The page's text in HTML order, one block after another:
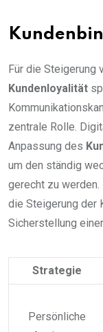
Für die Steigerung
Kundenloyalität
zentrale Rolle.
Anpassung des
um den ständig
gerecht zu
die Steigerung der
Sicherstellung
Strategie
Persönliche